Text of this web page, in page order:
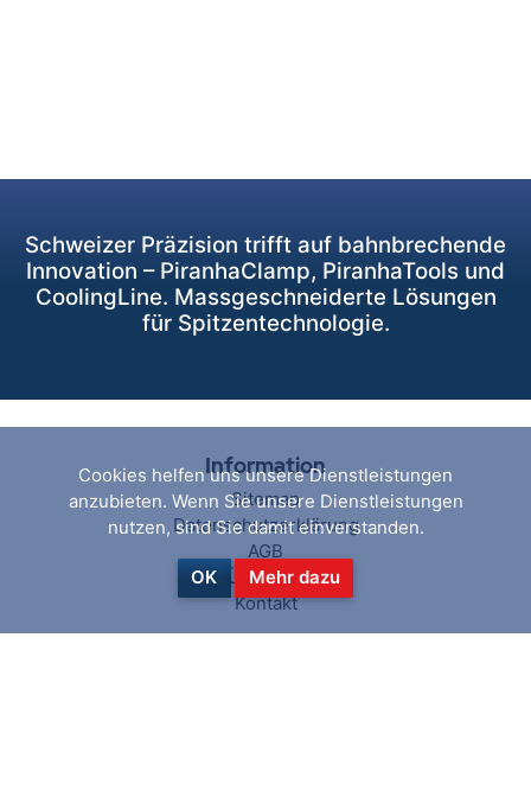
Schweizer Präzision trifft auf bahnbrechende
Innovation – PiranhaClamp, PiranhaTools und
CoolingLine. Massgeschneiderte Lösungen
für Spitzentechnologie.
Information
Sitemap
Datenschutzerklärung
AGB
Über uns
Kontakt
Cookies helfen uns unsere Dienstleistungen
anzubieten. Wenn Sie unsere Dienstleistungen
nutzen, sind Sie damit einverstanden.
OK Mehr dazu